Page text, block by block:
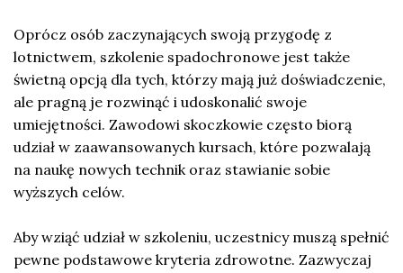
Oprócz osób zaczynających swoją przygodę z
lotnictwem, szkolenie spadochronowe jest także
świetną opcją dla tych, którzy mają już doświadczenie,
ale pragną je rozwinąć i udoskonalić swoje
umiejętności. Zawodowi skoczkowie często biorą
udział w zaawansowanych kursach, które pozwalają
na naukę nowych technik oraz stawianie sobie
wyższych celów.
Aby wziąć udział w szkoleniu, uczestnicy muszą spełnić
pewne podstawowe kryteria zdrowotne. Zazwyczaj